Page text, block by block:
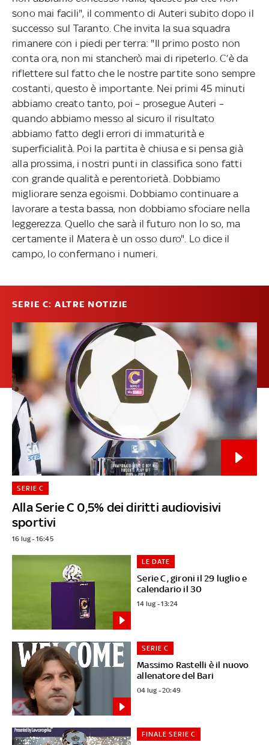
sono mai facili", il commento di Auteri subito dopo il
successo sul Taranto. Che invita la sua squadra
rimanere con i piedi per terra: "Il primo posto non
conta ora, non mi stancherò mai di ripeterlo. C’è da
riflettere sul fatto che le nostre partite sono sempre
costanti, questo è importante. Nei primi 45 minuti
abbiamo creato tanto, poi – prosegue Auteri –
quando abbiamo messo al sicuro il risultato
abbiamo fatto degli errori di immaturità e
superficialità. Poi la partita è chiusa e si pensa già
alla prossima, i nostri punti in classifica sono fatti
con grande qualità e perentorietà. Dobbiamo
migliorare senza egoismi. Dobbiamo continuare a
lavorare a testa bassa, non dobbiamo sfociare nella
leggerezza. Quello che sarà il futuro non lo so, ma
certamente il Matera è un osso duro". Lo dice il
campo, lo confermano i numeri.
SERIE C: ALTRE NOTIZIE
Alla Serie C 0,5% dei diritti audiovisivi
sportivi
SERIE C
16 lug - 16:45
Serie C, gironi il 29 luglio e
calendario il 30
LE DATE
14 lug - 13:24
Massimo Rastelli è il nuovo
allenatore del Bari
SERIE C
04 lug - 20:49
FINALE SERIE C